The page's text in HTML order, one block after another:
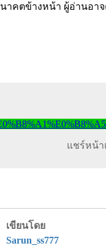
าคตข้างหน้า ผู้อ่านอา
แชร์หน้า
เขียนโดย
Sarun_ss777